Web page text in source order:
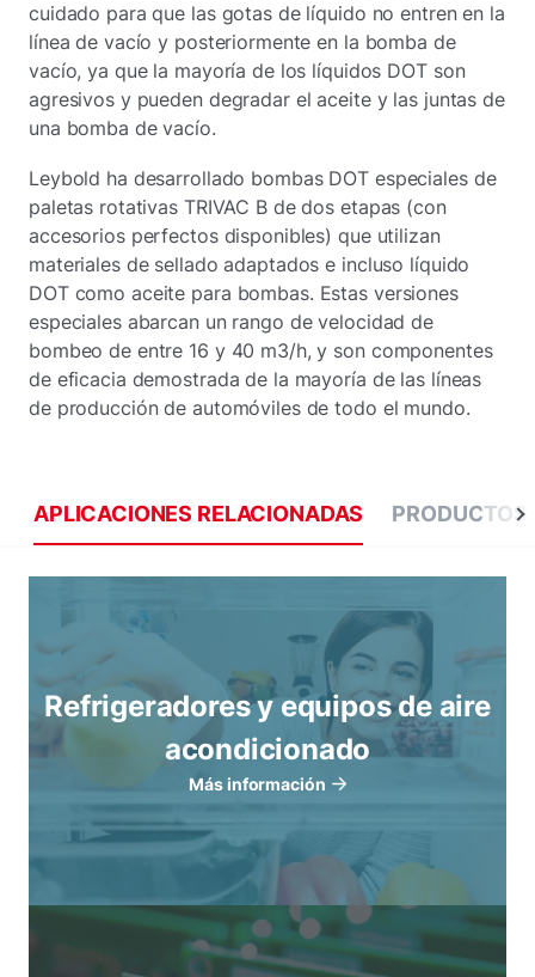
cuidado para que las gotas de líquido no entren en la
línea de vacío y posteriormente en la bomba de
vacío, ya que la mayoría de los líquidos DOT son
agresivos y pueden degradar el aceite y las juntas de
una bomba de vacío.
Leybold ha desarrollado bombas DOT especiales de
paletas rotativas TRIVAC B de dos etapas (con
accesorios perfectos disponibles) que utilizan
materiales de sellado adaptados e incluso líquido
DOT como aceite para bombas. Estas versiones
especiales abarcan un rango de velocidad de
bombeo de entre 16 y 40 m3/h, y son componentes
de eficacia demostrada de la mayoría de las líneas
de producción de automóviles de todo el mundo.
APLICACIONES RELACIONADAS PRODUCTOS
Refrigeradores y equipos de aire
acondicionado
Más información